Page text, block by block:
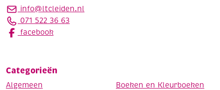
info@ltcleiden.nl
071 522 36 63
facebook
Categorieën
Algemeen
Boeken en Kleurboeken